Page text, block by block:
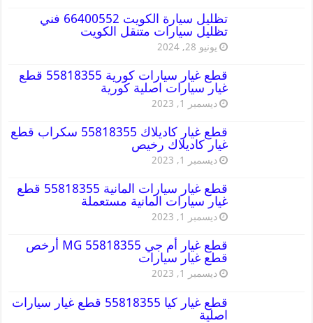
تظليل سيارة الكويت 66400552 فني
تظليل سيارات متنقل الكويت
يونيو 28, 2024
قطع غيار سيارات كورية 55818355 قطع
غيار سيارات اصلية كورية
ديسمبر 1, 2023
قطع غيار كاديلاك 55818355 سكراب قطع
غيار كاديلاك رخيص
ديسمبر 1, 2023
قطع غيار سيارات المانية 55818355 قطع
غيار سيارات المانية مستعملة
ديسمبر 1, 2023
قطع غيار أم جي MG 55818355 أرخص
قطع غيار سيارات
ديسمبر 1, 2023
قطع غيار كيا 55818355 قطع غيار سيارات
اصلية